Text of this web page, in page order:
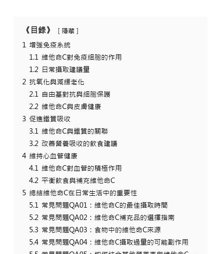
《目錄》 隱藏
1 增強免疫系統
1.1 維他命C對免疫細胞的作用
1.2 日常攝取建議量
2 抗氧化與減緩老化
2.1
自由基對抗與細胞保護
2.2 維他命C與皮膚健康
3 促進鐵質吸收
3.1 維他命C與鐵質的關聯
3.2 改善營養吸收的飲食建議
4 維持心血管健康
4.1 維他命C對血管的積極作用
4.2 平衡飲食與補充維他命C
5 總結維他命C在日常生活中的重要性
5.1 常見問題QA01：維他命C的最佳攝取時間
5.2 常見問題QA02：維他命C補充品的選擇指南
5.3 常見問題QA03：食物中的維他命C來源
5.4 常見問題QA04：維他命C攝取過量的可能副作用